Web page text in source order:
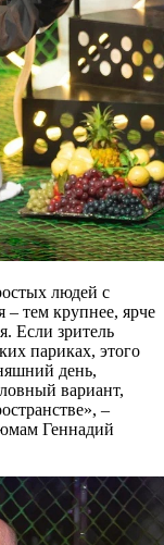
людей с
тем крупнее, ярче
Если зритель
париках, этого
день,
вариант,
–
Геннадий